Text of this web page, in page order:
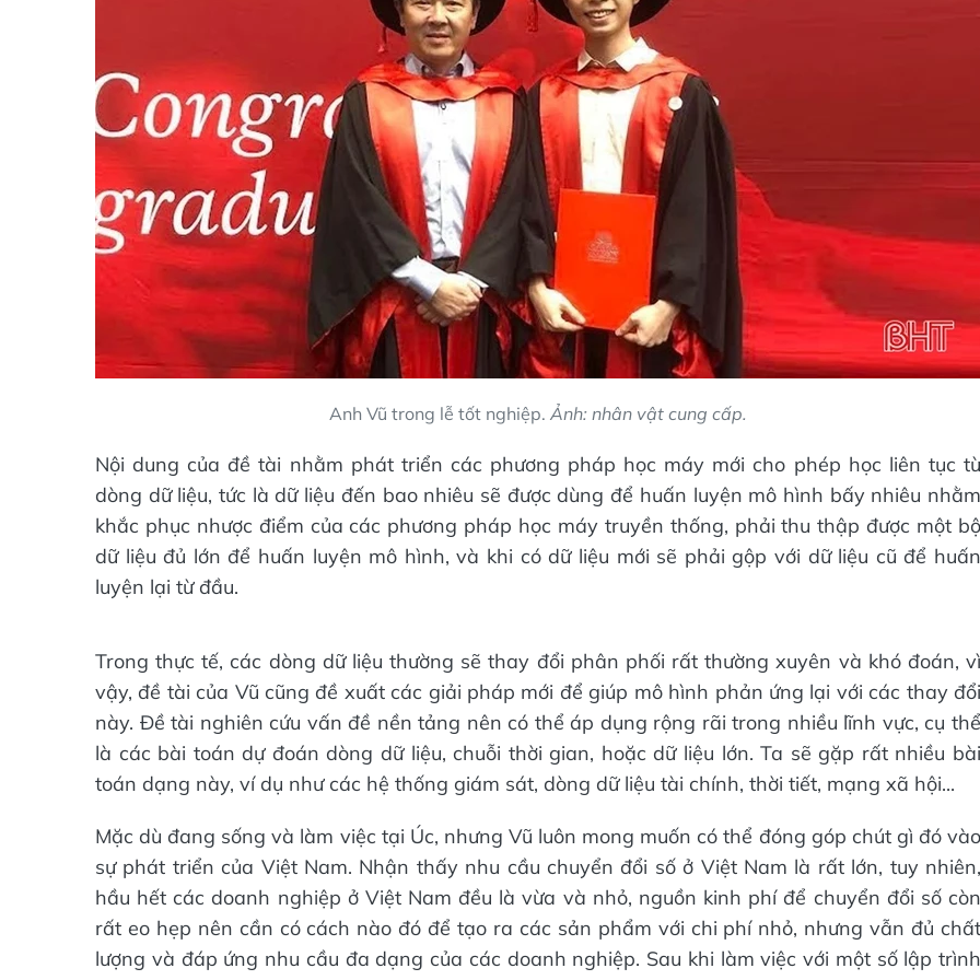
Anh Vũ trong lễ tốt nghiệp. Ảnh: nhân vật cung cấp.
Nội dung của đề tài nhằm phát triển các phương pháp học máy mới cho phép học liên tục từ
dòng dữ liệu, tức là dữ liệu đến bao nhiêu sẽ được dùng để huấn luyện mô hình bấy nhiêu nhằm
khắc phục nhược điểm của các phương pháp học máy truyền thống, phải thu thập được một bộ
dữ liệu đủ lớn để huấn luyện mô hình, và khi có dữ liệu mới sẽ phải gộp với dữ liệu cũ để huấn
luyện lại từ đầu.
Trong thực tế, các dòng dữ liệu thường sẽ thay đổi phân phối rất thường xuyên và khó đoán, vì
vậy, đề tài của Vũ cũng đề xuất các giải pháp mới để giúp mô hình phản ứng lại với các thay đổi
này. Đề tài nghiên cứu vấn đề nền tảng nên có thể áp dụng rộng rãi trong nhiều lĩnh vực, cụ thể
là các bài toán dự đoán dòng dữ liệu, chuỗi thời gian, hoặc dữ liệu lớn. Ta sẽ gặp rất nhiều bài
toán dạng này, ví dụ như các hệ thống giám sát, dòng dữ liệu tài chính, thời tiết, mạng xã hội...
Mặc dù đang sống và làm việc tại Úc, nhưng Vũ luôn mong muốn có thể đóng góp chút gì đó vào
sự phát triển của Việt Nam. Nhận thấy nhu cầu chuyển đổi số ở Việt Nam là rất lớn, tuy nhiên,
hầu hết các doanh nghiệp ở Việt Nam đều là vừa và nhỏ, nguồn kinh phí để chuyển đổi số còn
rất eo hẹp nên cần có cách nào đó để tạo ra các sản phẩm với chi phí nhỏ, nhưng vẫn đủ chất
lượng và đáp ứng nhu cầu đa dạng của các doanh nghiệp. Sau khi làm việc với một số lập trình